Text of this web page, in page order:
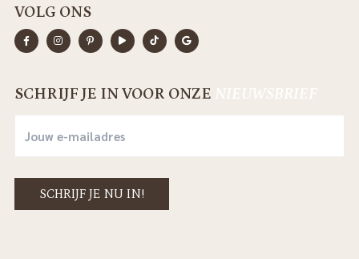
VOLG ONS
SCHRIJF JE IN VOOR ONZE NIEUWSBRIEF